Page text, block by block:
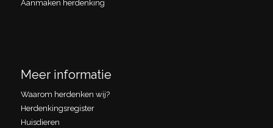
Aanmaken herdenking
Meer informatie
Waarom herdenken wij?
Herdenkingsregister
Huisdieren